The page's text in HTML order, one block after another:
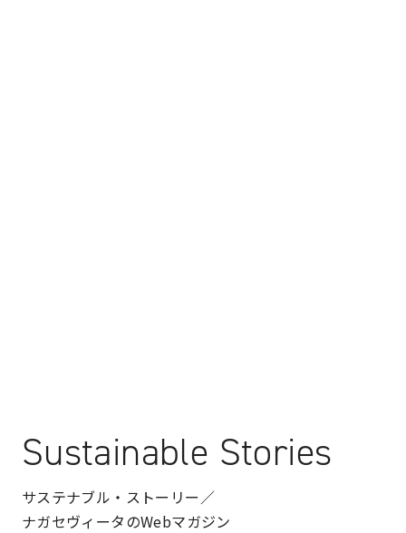
Sustainable Stories
サステナブル・ストーリー／
ナガセヴィータのWebマガジン